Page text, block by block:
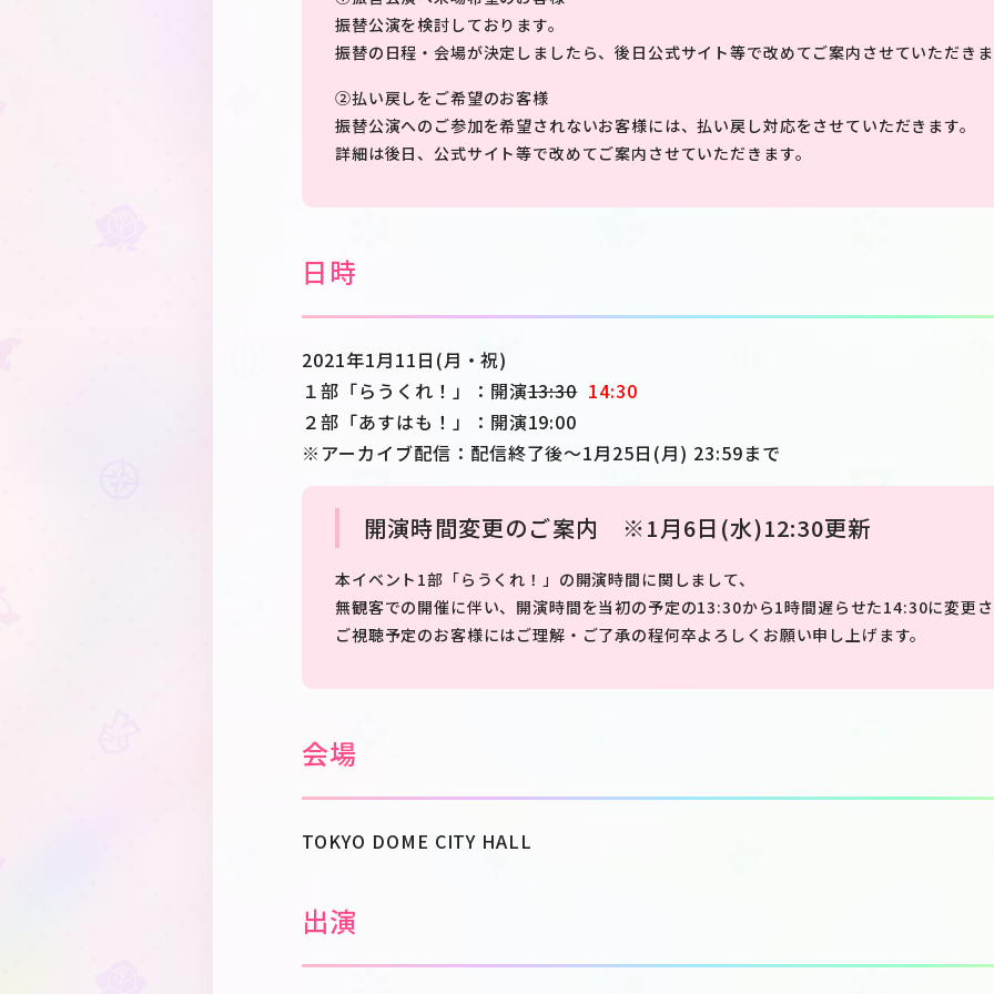
振替公演を検討しております。
振替の日程・会場が決定しましたら、後日公式サイト等で改めてご案内させていただき
②払い戻しをご希望のお客様
振替公演へのご参加を希望されないお客様には、払い戻し対応をさせていただきます。
詳細は後日、公式サイト等で改めてご案内させていただきます。
日時
2021年1月11日(月・祝)
１部「らうくれ！」：開演13:30 14:30
２部「あすはも！」：開演19:00
※アーカイブ配信：配信終了後～1月25日(月) 23:59まで
開演時間変更のご案内 ※1月6日(水)12:30更新
本イベント1部「らうくれ！」の開演時間に関しまして、
無観客での開催に伴い、開演時間を当初の予定の13:30から1時間遅らせた14:30に変更
ご視聴予定のお客様にはご理解・ご了承の程何卒よろしくお願い申し上げます。
会場
TOKYO DOME CITY HALL
出演